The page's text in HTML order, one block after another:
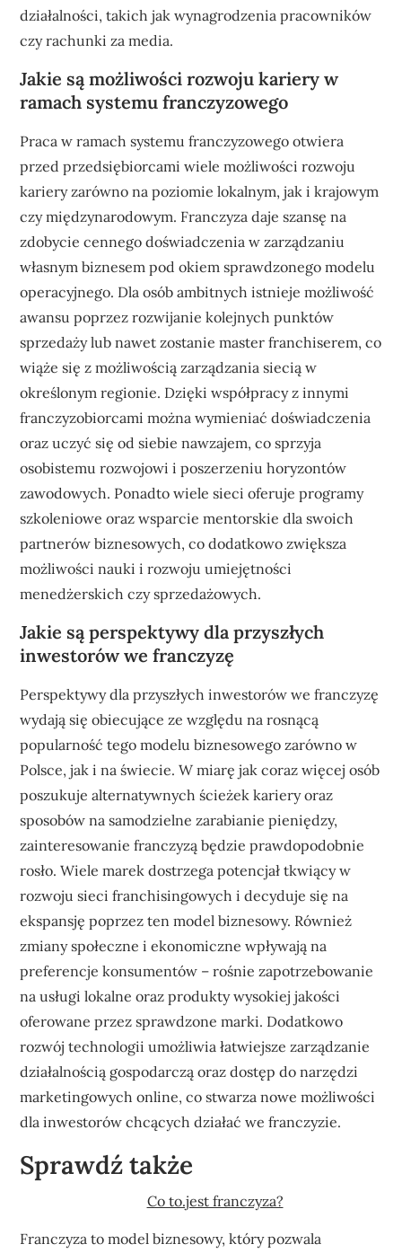
działalności, takich jak wynagrodzenia pracowników
czy rachunki za media.
Jakie są możliwości rozwoju kariery w
ramach systemu franczyzowego
Praca w ramach systemu franczyzowego otwiera
przed przedsiębiorcami wiele możliwości rozwoju
kariery zarówno na poziomie lokalnym, jak i krajowym
czy międzynarodowym. Franczyza daje szansę na
zdobycie cennego doświadczenia w zarządzaniu
własnym biznesem pod okiem sprawdzonego modelu
operacyjnego. Dla osób ambitnych istnieje możliwość
awansu poprzez rozwijanie kolejnych punktów
sprzedaży lub nawet zostanie master franchiserem, co
wiąże się z możliwością zarządzania siecią w
określonym regionie. Dzięki współpracy z innymi
franczyzobiorcami można wymieniać doświadczenia
oraz uczyć się od siebie nawzajem, co sprzyja
osobistemu rozwojowi i poszerzeniu horyzontów
zawodowych. Ponadto wiele sieci oferuje programy
szkoleniowe oraz wsparcie mentorskie dla swoich
partnerów biznesowych, co dodatkowo zwiększa
możliwości nauki i rozwoju umiejętności
menedżerskich czy sprzedażowych.
Jakie są perspektywy dla przyszłych
inwestorów we franczyzę
Perspektywy dla przyszłych inwestorów we franczyzę
wydają się obiecujące ze względu na rosnącą
popularność tego modelu biznesowego zarówno w
Polsce, jak i na świecie. W miarę jak coraz więcej osób
poszukuje alternatywnych ścieżek kariery oraz
sposobów na samodzielne zarabianie pieniędzy,
zainteresowanie franczyzą będzie prawdopodobnie
rosło. Wiele marek dostrzega potencjał tkwiący w
rozwoju sieci franchisingowych i decyduje się na
ekspansję poprzez ten model biznesowy. Również
zmiany społeczne i ekonomiczne wpływają na
preferencje konsumentów – rośnie zapotrzebowanie
na usługi lokalne oraz produkty wysokiej jakości
oferowane przez sprawdzone marki. Dodatkowo
rozwój technologii umożliwia łatwiejsze zarządzanie
działalnością gospodarczą oraz dostęp do narzędzi
marketingowych online, co stwarza nowe możliwości
dla inwestorów chcących działać we franczyzie.
Sprawdź także
Co to.jest franczyza?
Franczyza to model biznesowy, który pozwala